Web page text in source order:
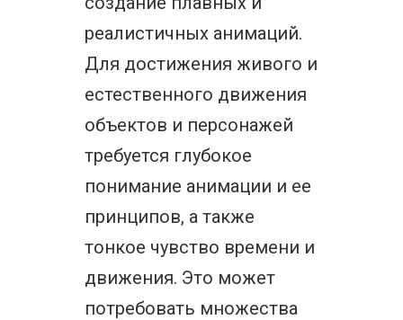
реалистичных анимаций.
Для достижения живого и
естественного движения
объектов и персонажей
требуется глубокое
понимание анимации и ее
принципов, а также
тонкое чувство времени и
движения. Это может
потребовать множества